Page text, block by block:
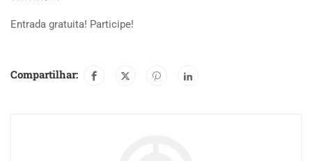
Entrada gratuita! Participe!
Compartilhar: